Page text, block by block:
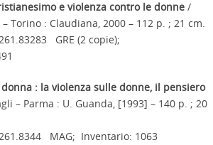
e violenza contro le donne /
Torino : Claudiana, 2000 – 112 p. ; 21 cm.
GRE (2 copie);
: la violenza sulle donne, il pensiero
– Parma : U. Guanda, [1993] – 140 p. ; 20
MAG; Inventario: 1063